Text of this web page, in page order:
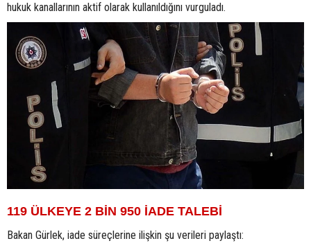
hukuk kanallarının aktif olarak kullanıldığını vurguladı.
119 ÜLKEYE 2 BİN 950 İADE TALEBİ
Bakan Gürlek, iade süreçlerine ilişkin şu verileri paylaştı: